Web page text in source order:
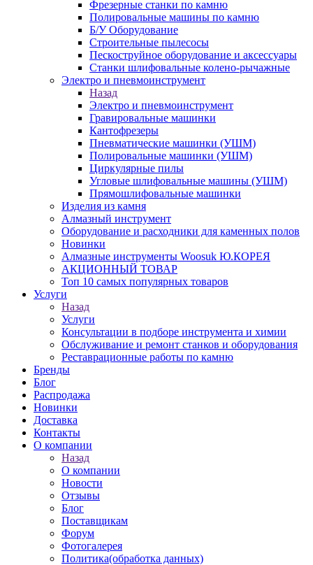
Фрезерные станки по камню
Полировальные машины по камню
Б/У Оборудование
Строительные пылесосы
Пескоструйное оборудование и аксессуары
Станки шлифовальные колено-рычажные
Электро и пневмоинструмент
Назад
Электро и пневмоинструмент
Гравировальные машинки
Кантофрезеры
Пневматические машинки (УШМ)
Полировальные машинки (УШМ)
Циркулярные пилы
Угловые шлифовальные машины (УШМ)
Прямошлифовальные машинки
Изделия из камня
Алмазный инструмент
Оборудование и расходники для каменных полов
Новинки
Алмазные инструменты Woosuk Ю.КОРЕЯ
АКЦИОННЫЙ ТОВАР
Топ 10 самых популярных товаров
Услуги
Назад
Услуги
Консультации в подборе инструмента и химии
Обслуживание и ремонт станков и оборудования
Реставрационные работы по камню
Бренды
Блог
Распродажа
Новинки
Доставка
Контакты
О компании
Назад
О компании
Новости
Отзывы
Блог
Поставщикам
Форум
Фотогалерея
Политика(обработка данных)